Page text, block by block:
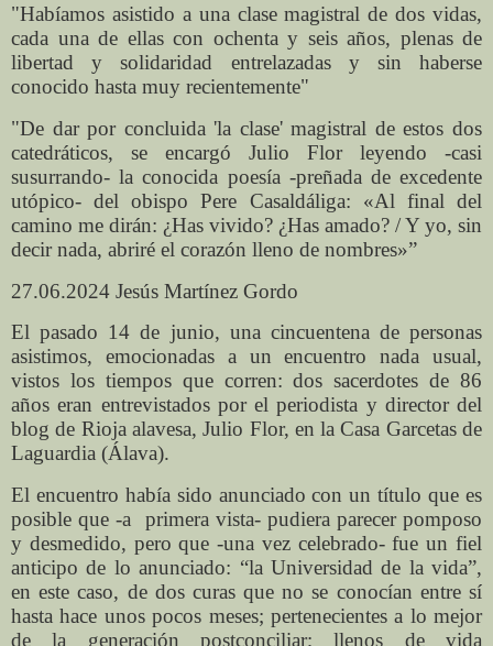
"Habíamos asistido a una clase magistral de dos vidas,
cada una de ellas con ochenta y seis años, plenas de
libertad y solidaridad entrelazadas y sin haberse
conocido hasta muy recientemente"
"De dar por concluida 'la clase' magistral de estos dos
catedráticos, se encargó Julio Flor leyendo -casi
susurrando- la conocida poesía -preñada de excedente
utópico- del obispo Pere Casaldáliga: «Al final del
camino me dirán: ¿Has vivido? ¿Has amado? / Y yo, sin
decir nada, abriré el corazón lleno de nombres»”
27.06.2024 Jesús Martínez Gordo
El pasado 14 de junio, una cincuentena de personas
asistimos, emocionadas a un encuentro nada usual,
vistos los tiempos que corren: dos sacerdotes de 86
años eran entrevistados por el periodista y director del
blog de Rioja alavesa, Julio Flor, en la Casa Garcetas de
Laguardia (Álava).
El encuentro había sido anunciado con un título que es
posible que -a primera vista- pudiera parecer pomposo
y desmedido, pero que -una vez celebrado- fue un fiel
anticipo de lo anunciado: “la Universidad de la vida”,
en este caso, de dos curas que no se conocían entre sí
hasta hace unos pocos meses; pertenecientes a lo mejor
de la generación postconciliar; llenos de vida